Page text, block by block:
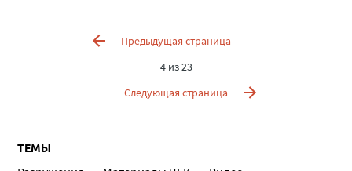
Предыдущая страница
4 из 23
Следующая страница
ТЕМЫ